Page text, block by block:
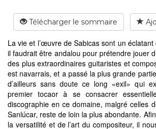
Télécharger le sommaire
La vie et l’œuvre de Sabicas sont un
il faudrait être andalou pour prétendre jouer
des plus extraordinaires guitaristes et
est navarrais, et a passé la plus grande
d’ailleurs sans doute ce long «exil» qui
premier tocaor à se consacrer
discographie en ce domaine, malgré celles
Sanlúcar, reste de loin la plus abondante.
la versatilité et de l’art du compositeur, il